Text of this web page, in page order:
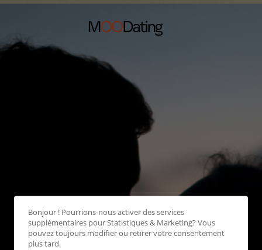
Bonjour ! Pourrions-nous activer des services
supplémentaires pourStatistiques & Marketing? Vous
pouvez toujours modifier ou retirer votre consentement
plus tard.